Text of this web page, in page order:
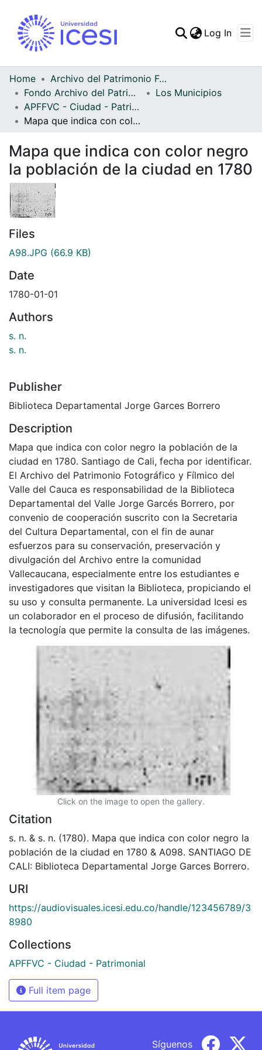
Statistics
Log In
Home
Archivo del Patrimonio Fotográfico y Fílmico del Valle del Cauca
Fondo Archivo del Patrimonio Fotográfico y Fílmico del Valle del Cauca
Los Municipios
APFFVC - Ciudad - Patrimonial
Mapa que indica con color negro la población de la ciudad en 1780
Mapa que indica con color negro
la población de la ciudad en 1780
Files
A98.JPG (66.9 KB)
Date
1780-01-01
Authors
s. n.
s. n.
Publisher
Biblioteca Departamental Jorge Garces Borrero
Description
Mapa que indica con color negro la población de la
ciudad en 1780. Santiago de Cali, fecha por identificar.
El Archivo del Patrimonio Fotográfico y Fílmico del
Valle del Cauca es responsabilidad de la Biblioteca
Departamental del Valle Jorge Garcés Borrero, por
convenio de cooperación suscrito con la Secretaria
del Cultura Departamental, con el fin de aunar
esfuerzos para su conservación, preservación y
divulgación del Archivo entre la comunidad
Vallecaucana, especialmente entre los estudiantes e
investigadores que visitan la Biblioteca, propiciando el
su uso y consulta permanente. La universidad Icesi es
un colaborador en el proceso de difusión, facilitando
la tecnología que permite la consulta de las imágenes.
Click on the image to open the gallery.
Citation
s. n. & s. n. (1780). Mapa que indica con color negro la
población de la ciudad en 1780 & A098. SANTIAGO DE
CALI: Biblioteca Departamental Jorge Garces Borrero.
URI
https://audiovisuales.icesi.edu.co/handle/123456789/3
8980
Collections
APFFVC - Ciudad - Patrimonial
Full item page
Síguenos